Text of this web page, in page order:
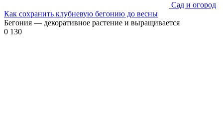
Сад и огород
Как сохранить клубневую бегонию до весны
Бегония — декоративное растение и выращивается
0 130